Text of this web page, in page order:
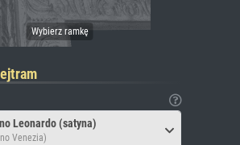
Leonardo (satyna)
Venezia)